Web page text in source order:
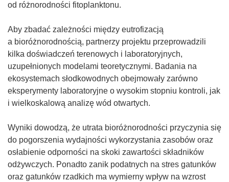
od różnorodności fitoplanktonu.
Aby zbadać zależności między eutrofizacją
a bioróżnorodnością, partnerzy projektu przeprowadzili
kilka doświadczeń terenowych i laboratoryjnych,
uzupełnionych modelami teoretycznymi. Badania na
ekosystemach słodkowodnych obejmowały zarówno
eksperymenty laboratoryjne o wysokim stopniu kontroli, jak
i wielkoskalową analizę wód otwartych.
Wyniki dowodzą, że utrata bioróżnorodności przyczynia się
do pogorszenia wydajności wykorzystania zasobów oraz
osłabienie odporności na skoki zawartości składników
odżywczych. Ponadto zanik podatnych na stres gatunków
oraz gatunków rzadkich ma wymierny wpływ na wzrost